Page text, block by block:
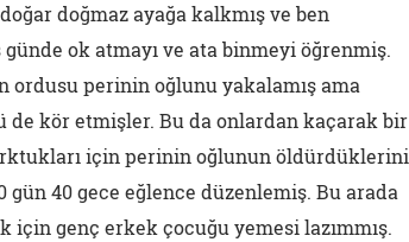
doğmaz ayağa kalkmış ve ben
ok atmayı ve ata binmeyi öğrenmiş.
ordusu perinin oğlunu yakalamış ama
de kör etmişler. Bu da onlardan kaçarak bir
için perinin oğlunun öldürdüklerini
40 gece eğlence düzenlemiş. Bu arada
genç erkek çocuğu yemesi lazımmış.